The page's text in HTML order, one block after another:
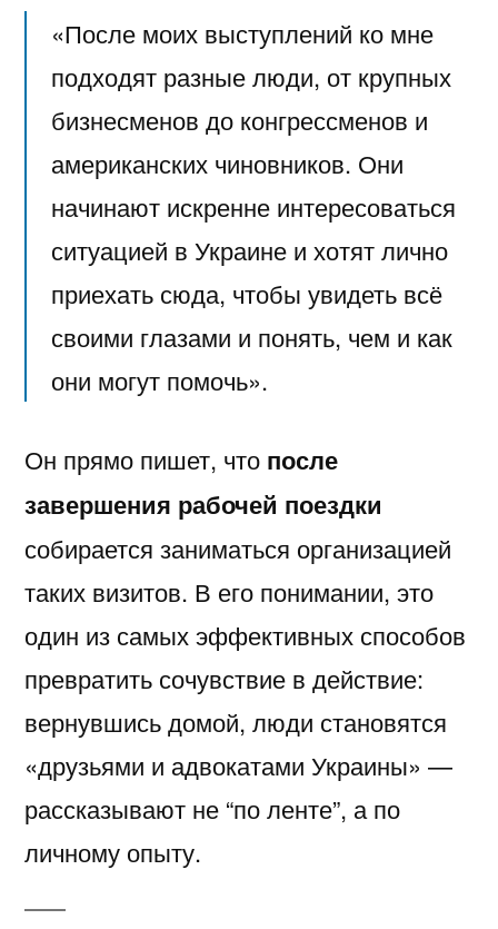
«После моих выступлений ко мне
подходят разные люди, от крупных
бизнесменов до конгрессменов и
американских чиновников. Они
начинают искренне интересоваться
ситуацией в Украине и хотят лично
приехать сюда, чтобы увидеть всё
своими глазами и понять, чем и как
они могут помочь».
Он прямо пишет, что после
завершения рабочей поездки
собирается заниматься организацией
таких визитов. В его понимании, это
один из самых эффективных способов
превратить сочувствие в действие:
вернувшись домой, люди становятся
«друзьями и адвокатами Украины» —
рассказывают не “по ленте”, а по
личному опыту.